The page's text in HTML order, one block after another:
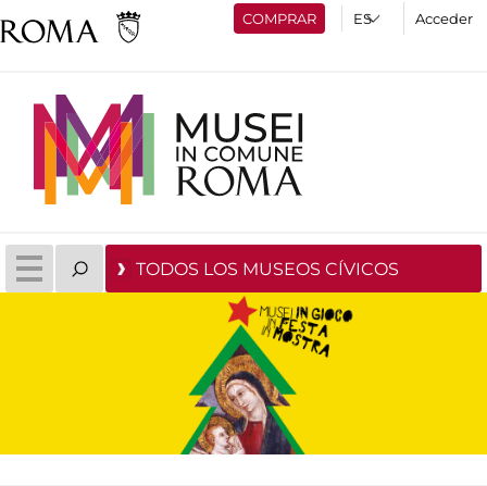
COMPRAR Acceder
TODOS LOS MUSEOS CÍVICOS